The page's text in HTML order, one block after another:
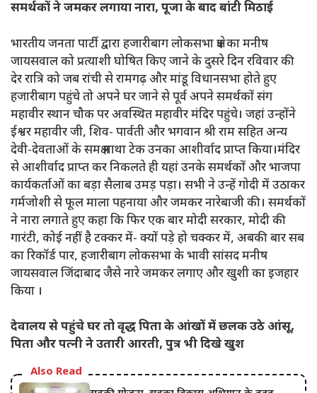
समर्थकों ने जमकर लगाया नारा, पूजा के बाद बांटी मिठाई
भारतीय जनता पार्टी द्वारा हजारीबाग लोकसभा क्षेत्र का मनीष
जायसवाल को प्रत्याशी घोषित किए जाने के दुसरे दिन रविवार की
देर रात्रि को जब रांची से रामगढ़ और मांडू विधानसभा होते हुए
हजारीबाग पहुंचे तो अपने घर जाने से पूर्व अपने समर्थकों संग
महावीर स्थान चौक पर अवस्थित महावीर मंदिर पहुंचे। जहां उन्होंने
ईश्वर महावीर जी, शिव- पार्वती और भगवान श्री राम सहित अन्य
देवी-देवताओं के समक्ष माथा टेक उनका आशीर्वाद प्राप्त किया।मंदिर
से आशीर्वाद प्राप्त कर निकलते ही यहां उनके समर्थकों और भाजपा
कार्यकर्ताओं का बड़ा सैलाब उमड़ पड़ा। सभी ने उन्हें गोदी में उठाकर
गर्मजोशी से फूल माला पहनाया और जमकर नारेबाजी की। समर्थकों
ने नारा लगाते हुए कहा कि फिर एक बार मोदी सरकार, मोदी की
गारंटी, कोई नहीं है टक्कर में- क्यों पड़े हो चक्कर में, अबकी बार सब
का रिकॉर्ड पार, हजारीबाग लोकसभा के भावी सांसद मनीष
जायसवाल जिंदाबाद जैसे नारे जमकर लगाए और खुशी का इजहार
किया ।
देवालय से पहुंचे घर तो वृद्ध पिता के आंखों में छलक उठे आंसू,
पिता और पत्नी ने उतारी आरती, पुत्र भी दिखे खुश
Also Read